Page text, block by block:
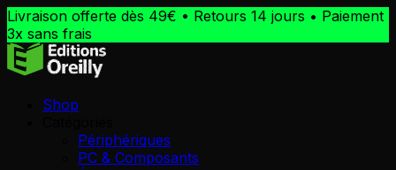
Livraison offerte dès 49€ • Retours 14 jours • Paiement
3x sans frais
Shop
Périphériques
PC & Composants